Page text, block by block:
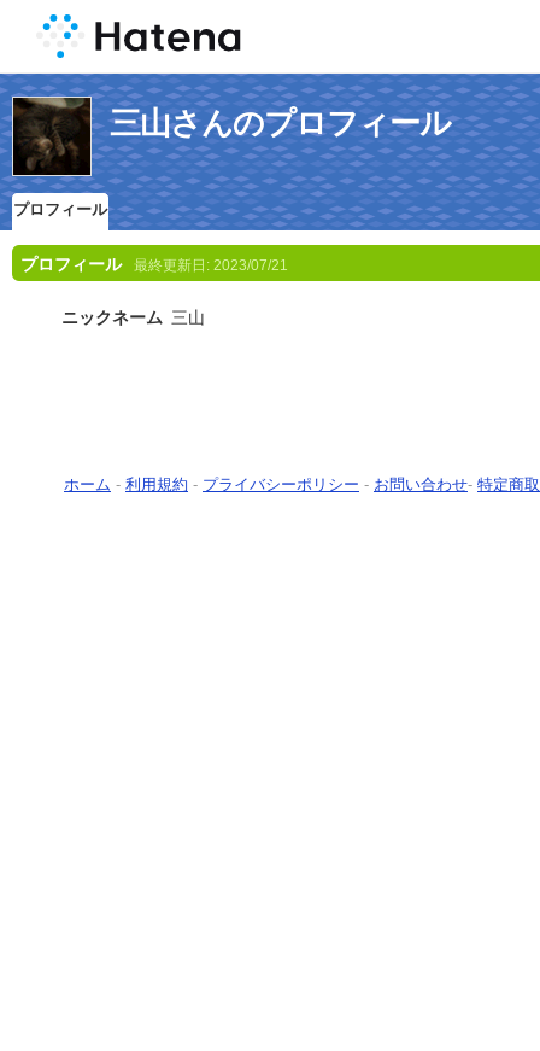
三山さんのプロフィール
プロフィール
プロフィール 最終更新日: 2023/07/21
ニックネーム 三山
ホーム - 利用規約 - プライバシーポリシー - お問い合わせ- 特定商